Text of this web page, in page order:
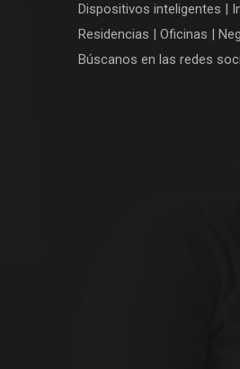
Dispositivos inteligentes |
Residencias | Oficinas |
Búscanos en las redes